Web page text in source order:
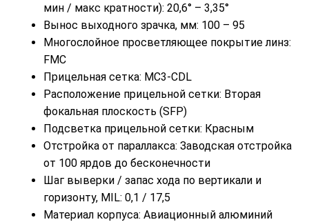
мин / макс кратности): 20,6° – 3,35°
Вынос выходного зрачка, мм: 100 – 95
Многослойное просветляющее покрытие линз:
FMC
Прицельная сетка: MC3-CDL
Расположение прицельной сетки: Вторая
фокальная плоскость (SFP)
Подсветка прицельной сетки: Красным
Отстройка от параллакса: Заводская отстройка
от 100 ярдов до бесконечности
Шаг выверки / запас хода по вертикали и
горизонту, MIL: 0,1 / 17,5
Материал корпуса: Авиационный алюминий